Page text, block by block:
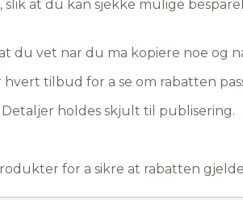
at du kan sjekke mulige
du vet nar du ma kopiere noe og
tilbud for a se om rabatten
holdes skjult til publisering.
for a sikre at rabatten